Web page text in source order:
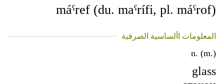
máˁref (du. maˁrífi, pl. máˁrof)
المعلومات األساسية الصرفية
n. (m.)
glass